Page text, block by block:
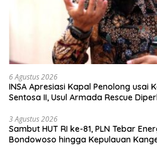
6 Agustus 2026
INSA Apresiasi Kapal Penolong usai
Sentosa II, Usul Armada Rescue
3 Agustus 2026
Sambut HUT RI ke-81, PLN Tebar
Bondowoso hingga Kepulauan